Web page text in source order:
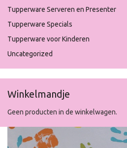
Tupperware Serveren en Presenter
Tupperware Specials
Tupperware voor Kinderen
Uncategorized
Winkelmandje
Geen producten in de winkelwagen.